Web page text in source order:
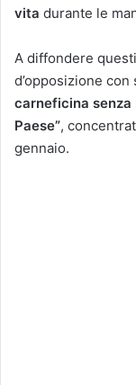
vita durante le
A diffondere
d’opposizione
carneficina
Paese”,
gennaio.